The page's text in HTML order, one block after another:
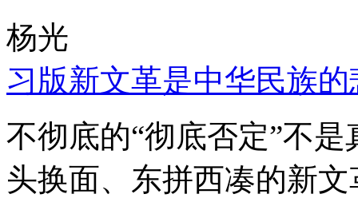
杨光
习版新文革是中华民族的
不彻底的“彻底否定”不
头换面、东拼西凑的新